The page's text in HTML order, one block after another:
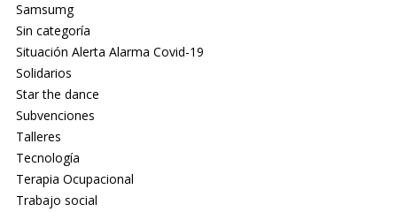
Samsumg
Sin categoría
Situación Alerta Alarma Covid-19
Solidarios
Star the dance
Subvenciones
Talleres
Tecnología
Terapia Ocupacional
Trabajo social